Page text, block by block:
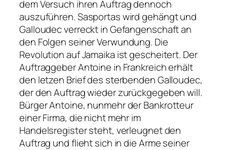
dem Versuch ihren Auftrag dennoch
auszuführen. Sasportas wird gehängt und
Galloudec verreckt in Gefangenschaft an
den Folgen seiner Verwundung. Die
Revolution auf Jamaika ist gescheitert. Der
Auftraggeber Antoine in Frankreich erhält
den letzen Brief des sterbenden Galloudec,
der den Auftrag wieder zurückgegeben will.
Bürger Antoine, nunmehr der Bankrotteur
einer Firma, die nicht mehr im
Handelsregister steht, verleugnet den
Auftrag und flieht sich in die Arme seiner